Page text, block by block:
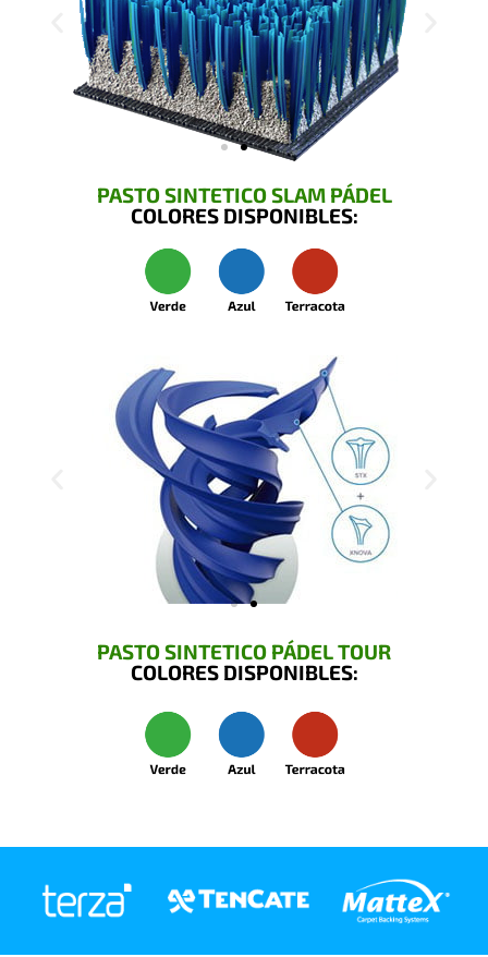
PASTO SINTETICO SLAM PÁDEL
COLORES DISPONIBLES:
PASTO SINTETICO PÁDEL TOUR
COLORES DISPONIBLES: